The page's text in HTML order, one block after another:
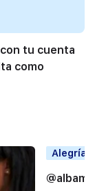
tu cuenta
como
Alegrías